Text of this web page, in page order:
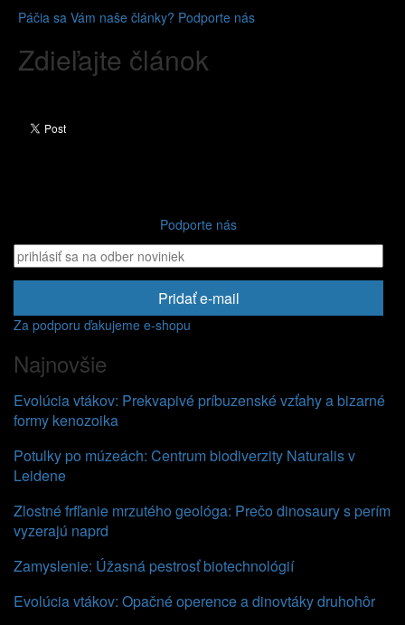
Páčia sa Vám naše články? Podporte nás
Zdieľajte článok
Podporte nás
Pridať e-mail
Za podporu ďakujeme e-shopu
Najnovšie
Evolúcia vtákov: Prekvapivé príbuzenské vzťahy a bizarné
formy kenozoika
Potulky po múzeách: Centrum biodiverzity Naturalis v
Leidene
Zlostné frfľanie mrzutého geológa: Prečo dinosaury s perím
vyzerajú naprd
Zamyslenie: Úžasná pestrosť biotechnológií
Evolúcia vtákov: Opačné operence a dinovtáky druhohôr